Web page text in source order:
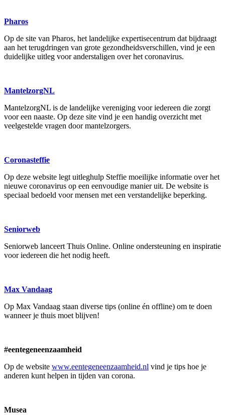
Pharos
Op de site van Pharos, het landelijke expertisecentrum dat bijdraagt
aan het terugdringen van grote gezondheidsverschillen, vind je een
duidelijke uitleg voor anderstaligen over het coronavirus.
MantelzorgNL
MantelzorgNL is de landelijke vereniging voor iedereen die zorgt
voor een naaste. Op deze site vind je een handig overzicht met
veelgestelde vragen door mantelzorgers.
Coronasteffie
Op deze website legt uitleghulp Steffie moeilijke informatie over het
nieuwe coronavirus op een eenvoudige manier uit. De website is
speciaal bedoeld voor mensen met een verstandelijke beperking.
Seniorweb
Seniorweb lanceert Thuis Online. Online ondersteuning en inspiratie
voor iedereen die het nodig heeft.
Max Vandaag
Op Max Vandaag staan diverse tips (online én offline) om te doen
wanneer je thuis moet blijven!
#eentegeneenzaamheid
Op de website www.eentegeneenzaamheid.nl vind je tips hoe je
anderen kunt helpen in tijden van corona.
Musea